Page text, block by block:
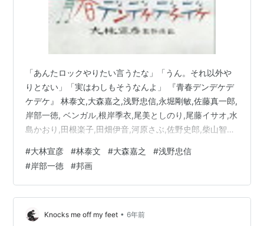
「あんたロックやりたい言うたな」「うん。それ以外や
りとない」「実はわしもそうなんよ」 『青春デンデケデ
ケデケ』 林泰文,大森嘉之,浅野忠信,永堀剛敏,佐藤真一郎,
岸部一徳, ベンガル,根岸季衣,尾美としのり,尾藤イサオ,水
島かおり,田根楽子,田畑伊音,河原さぶ,佐野史郎,柴山智加,
観音寺市。 ロックに魅せられた 少年たちの高校時代を
描いたおはなしです。 www.youtube.com 青春デンデケ
デケデケ【Blu-ray】 [ 林泰文 ] posted with カエレバ 楽
天市場 Amazon Yahooショッピング 原作は …
#大林宣彦 #林泰文 #大森嘉之 #浅野忠信
#岸部一徳 #邦画
Knocks me off my feet • 6年前